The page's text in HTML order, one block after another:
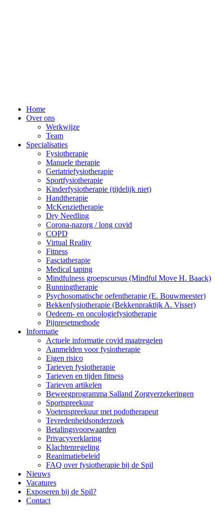
Home
Over ons
Werkwijze
Team
Specialisaties
Fysiotherapie
Manuele therapie
Geriatriefysiotherapie
Sportfysiotherapie
Kinderfysiotherapie (tijdelijk niet)
Handtherapie
McKenzietherapie
Dry Needling
Corona-nazorg / long covid
COPD
Virtual Reality
Fitness
Fasciatherapie
Medical taping
Mindfulness groepscursus (Mindful Move H. Baack)
Runningtherapie
Psychosomatische oefentherapie (E. Bouwmeester)
Bekkenfysiotherapie (Bekkenpraktijk A. Visser)
Oedeem- en oncologiefysiotherapie
Pijnresetmethode
Informatie
Actuele informatie covid maatregelen
Aanmelden voor fysiotherapie
Eigen risico
Tarieven fysiotherapie
Tarieven en tijden fitness
Tarieven artikelen
Beweegprogramma Salland Zorgverzekeringen
Sportspreekuur
Voetenspreekuur met podotherapeut
Tevredenheidsonderzoek
Betalingsvoorwaarden
Privacyverklaring
Klachtenregeling
Reanimatiebeleid
FAQ over fysiotherapie bij de Spil
Nieuws
Vacatures
Exposeren bij de Spil?
Contact